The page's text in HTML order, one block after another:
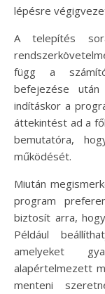
lépésre
A telepítés
függ a
befejezése
indításkor a
áttekintést ad a
bemutatóra,
működését.
Miután
program
biztosít arra,
Például
amelyeket
alapértelmezett
menteni